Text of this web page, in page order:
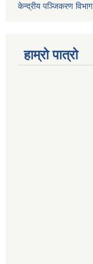
केन्द्रीय पञ्जिकरण विभाग
हाम्रो पात्रो